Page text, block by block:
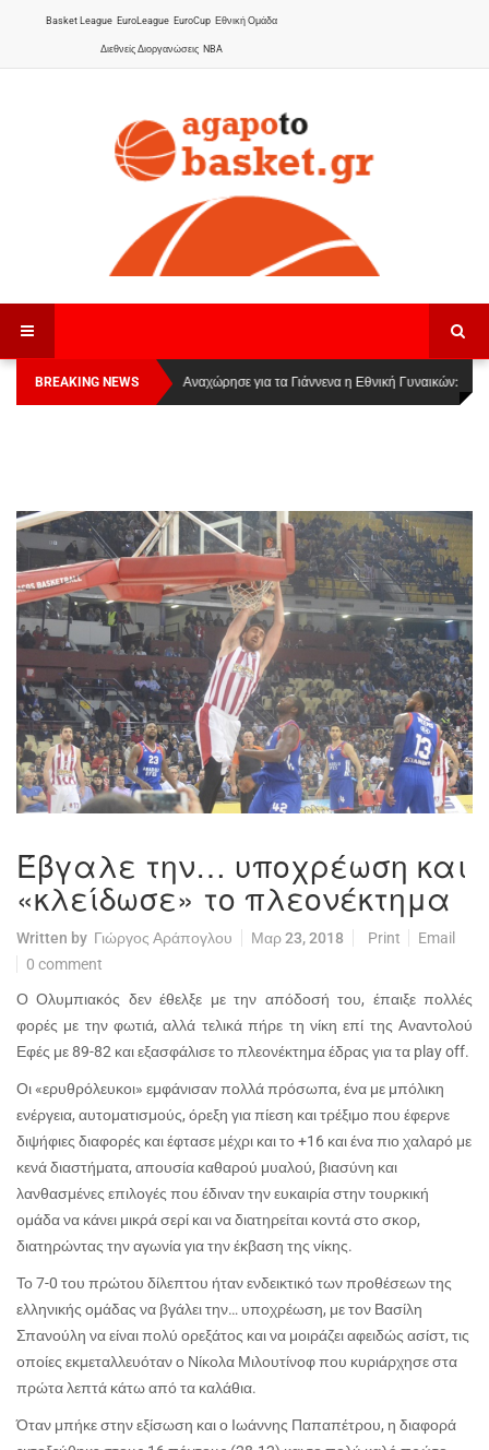
Basket League EuroLeague EuroCup Εθνική Ομάδα
Διεθνείς Διοργανώσεις NBA
BREAKING NEWS
Οι Πάνθηρες Καβάλας στην Women Basketball
League 1
Αναχώρησε για τα Γιάννενα η Εθνική Γυναικών:
Έβγαλε την… υποχρέωση και
«κλείδωσε» το πλεονέκτημα
Written by Γιώργος Αράπογλου Μαρ 23, 2018 Print
Email
0 comment
Ο Ολυμπιακός δεν έθελξε με την απόδοσή του, έπαιξε πολλές
φορές με την φωτιά, αλλά τελικά πήρε τη νίκη επί της Αναντολού
Εφές με 89-82 και εξασφάλισε το πλεονέκτημα έδρας για τα play off.
Οι «ερυθρόλευκοι» εμφάνισαν πολλά πρόσωπα, ένα με μπόλικη
ενέργεια, αυτοματισμούς, όρεξη για πίεση και τρέξιμο που έφερνε
διψήφιες διαφορές και έφτασε μέχρι και το +16 και ένα πιο χαλαρό με
κενά διαστήματα, απουσία καθαρού μυαλού, βιασύνη και
λανθασμένες επιλογές που έδιναν την ευκαιρία στην τουρκική
ομάδα να κάνει μικρά σερί και να διατηρείται κοντά στο σκορ,
διατηρώντας την αγωνία για την έκβαση της νίκης.
Το 7-0 του πρώτου δίλεπτου ήταν ενδεικτικό των προθέσεων της
ελληνικής ομάδας να βγάλει την… υποχρέωση, με τον Βασίλη
Σπανούλη να είναι πολύ ορεξάτος και να μοιράζει αφειδώς ασίστ, τις
οποίες εκμεταλλευόταν ο Νίκολα Μιλουτίνοφ που κυριάρχησε στα
πρώτα λεπτά κάτω από τα καλάθια.
Όταν μπήκε στην εξίσωση και ο Ιωάννης Παπαπέτρου, η διαφορά